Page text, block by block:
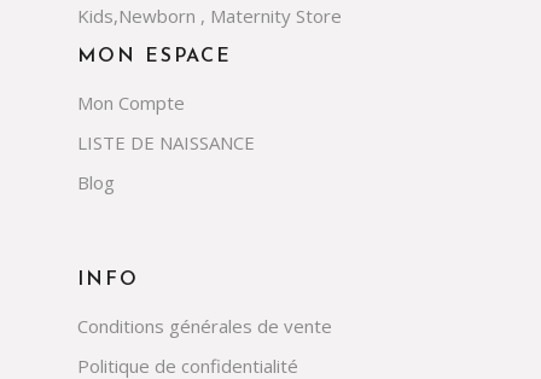
INFO
Conditions générales de vente
Politique de confidentialité
MON ESPACE
Mon Compte
LISTE DE NAISSANCE
Blog
Kids,Newborn , Maternity Store